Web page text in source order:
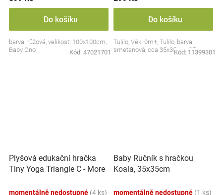
Do košíku
barva: růžová, velikost: 100x100cm,
Baby Ono
Kód: 47021701
Do košíku
Tulilo, Věk: 0m+, Tulilo, barva:
smetanová, cca 35x35cm, CE
Kód: 11399301
Plyšová edukační hračka
Tiny Yoga Triangle C - More
BabyOno
momentálně nedostupné (4 ks)
Baby Ručník s hračkou
Koala, 35x35cm
momentálně nedostupné (1 ks)